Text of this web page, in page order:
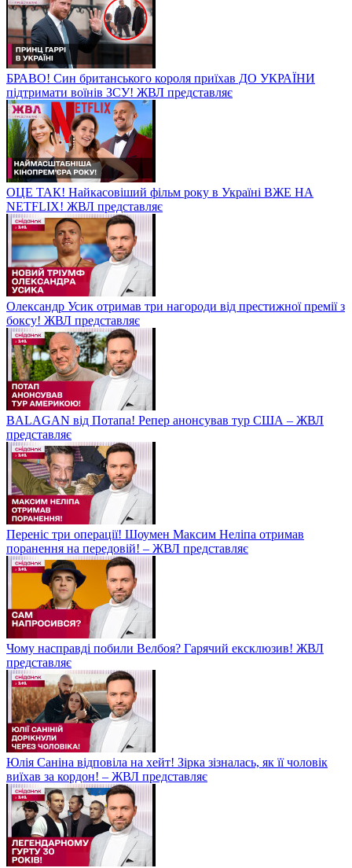
БРАВО! Син британського короля приїхав ДО УКРАЇНИ
підтримати воїнів ЗСУ! ЖВЛ представляє
ОЦЕ ТАК! Найкасовіший фільм року в Україні ВЖЕ НА
NETFLIX! ЖВЛ представляє
Олександр Усик отримав три нагороди від престижної премії з
боксу! ЖВЛ представляє
BALAGAN від Потапа! Репер анонсував тур США – ЖВЛ
представляє
Переніс три операції! Шоумен Максим Неліпа отримав
поранення на передовій! – ЖВЛ представляє
Чому насправді побили Велбоя? Гарячий ексклюзив! ЖВЛ
представляє
Юлія Саніна відповіла на хейт! Зірка зізналась, як її чоловік
виїхав за кордон! – ЖВЛ представляє